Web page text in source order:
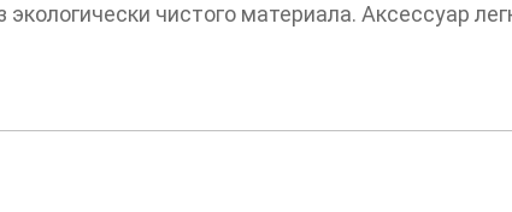
чистого материала. Аксессуар